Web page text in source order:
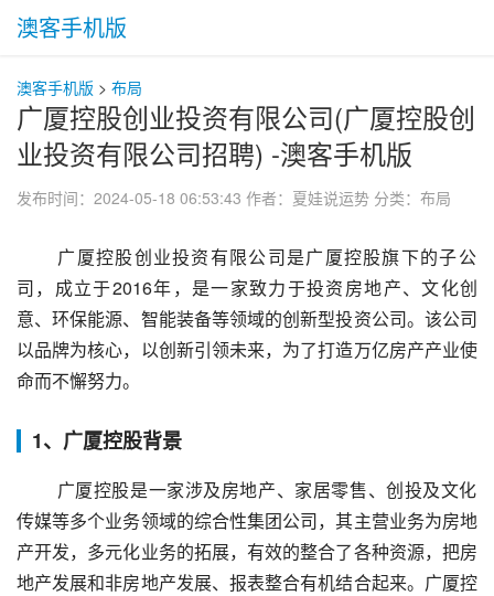
澳客手机版
澳客手机版 > 布局
广厦控股创业投资有限公司(广厦控股创
业投资有限公司招聘) -澳客手机版
发布时间：2024-05-18 06:53:43 作者：夏娃说运势 分类： 布局
司，成立于2016年，是一家致力于投资房地产、文化创
意、环保能源、智能装备等领域的创新型投资公司。该公司
以品牌为核心，以创新引领未来，为了打造万亿房产产业使
命而不懈努力。
1、广厦控股背景
传媒等多个业务领域的综合性集团公司，其主营业务为房地
产开发，多元化业务的拓展，有效的整合了各种资源，把房
地产发展和非房地产发展、报表整合有机结合起来。广厦控